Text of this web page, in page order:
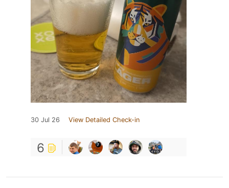
30 Jul 26 View Detailed Check-in
6